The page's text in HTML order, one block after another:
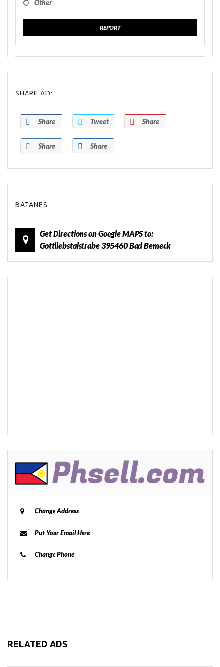
Other
REPORT
SHARE AD:
Share Tweet Share
Share Share
BATANES
Get Directions on Google MAPS to:
Gottliebstalstrabe 395460 Bad Bemeck
Change Address
Put Your Email Here
Change Phone
RELATED ADS